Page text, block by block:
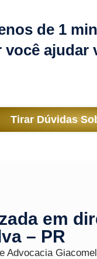
de 1
você ajudar
Tirar Dúvidas
em
– PR
Advocacia